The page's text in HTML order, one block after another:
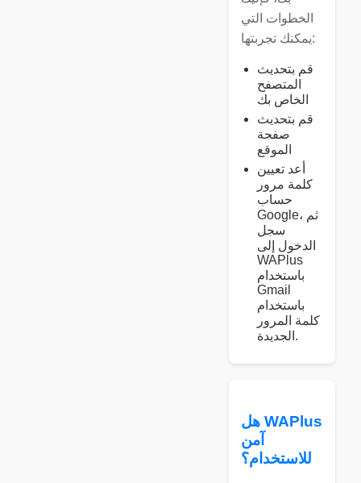
الخطوات التي
يمكنك تجربتها:
قم بتحديث
المتصفح
الخاص بك
قم بتحديث
صفحة
الموقع
أعد تعيين
كلمة مرور
حساب
Google، ثم
سجل
الدخول إلى
WAPlus
باستخدام
Gmail
باستخدام
كلمة المرور
الجديدة.
هل WAPlus
آمن
للاستخدام؟